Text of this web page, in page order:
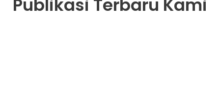
Publikasi Terbaru Kami